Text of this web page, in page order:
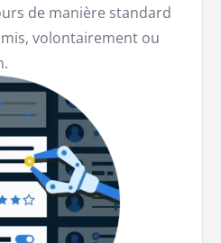
de manière standard
volontairement ou